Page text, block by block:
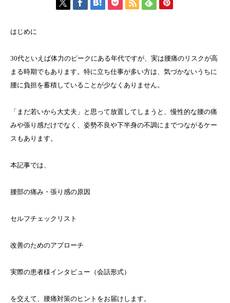
はじめに
30代といえば体力のピークにある年代ですが、実は腰痛のリスクが高
まる時期でもあります。特に立ち仕事が多い方は、気づかないうちに
腰に負担を蓄積していることが少なくありません。
「まだ若いから大丈夫」と思って放置してしまうと、慢性的な腰の痛
みや張り感だけでなく、姿勢不良や下半身の不調にまでつながるケー
スもあります。
本記事では、
腰部の痛み・張り感の原因
セルフチェックリスト
改善のためのアプローチ
実際の患者様インタビュー（会話形式）
を交えて、腰痛対策のヒントをお届けします。